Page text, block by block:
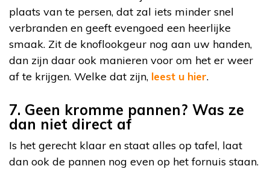
plaats van te persen, dat zal iets minder snel
verbranden en geeft evengoed een heerlijke
smaak. Zit de knoflookgeur nog aan uw handen,
dan zijn daar ook manieren voor om het er weer
af te krijgen. Welke dat zijn, leest u hier.
7. Geen kromme pannen? Was ze
dan niet direct af
Is het gerecht klaar en staat alles op tafel, laat
dan ook de pannen nog even op het fornuis staan.